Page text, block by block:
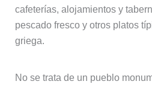
cafeterías, alojamientos y
pescado fresco y otros platos
griega.
No se trata de un pueblo